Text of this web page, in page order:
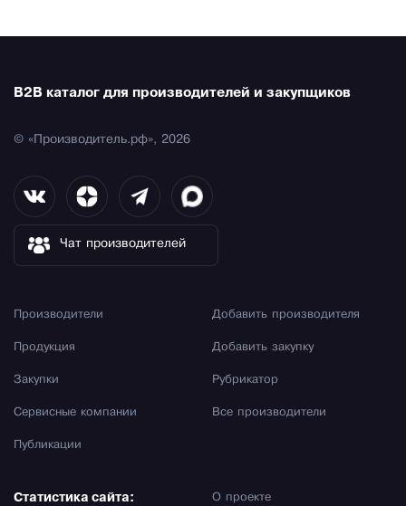
B2B каталог для производителей и закупщиков
© «Производитель.рф», 2026
Чат производителей
Производители
Продукция
Закупки
Сервисные компании
Публикации
Добавить производителя
Добавить закупку
Рубрикатор
Все производители
О проекте
Статистика сайта: